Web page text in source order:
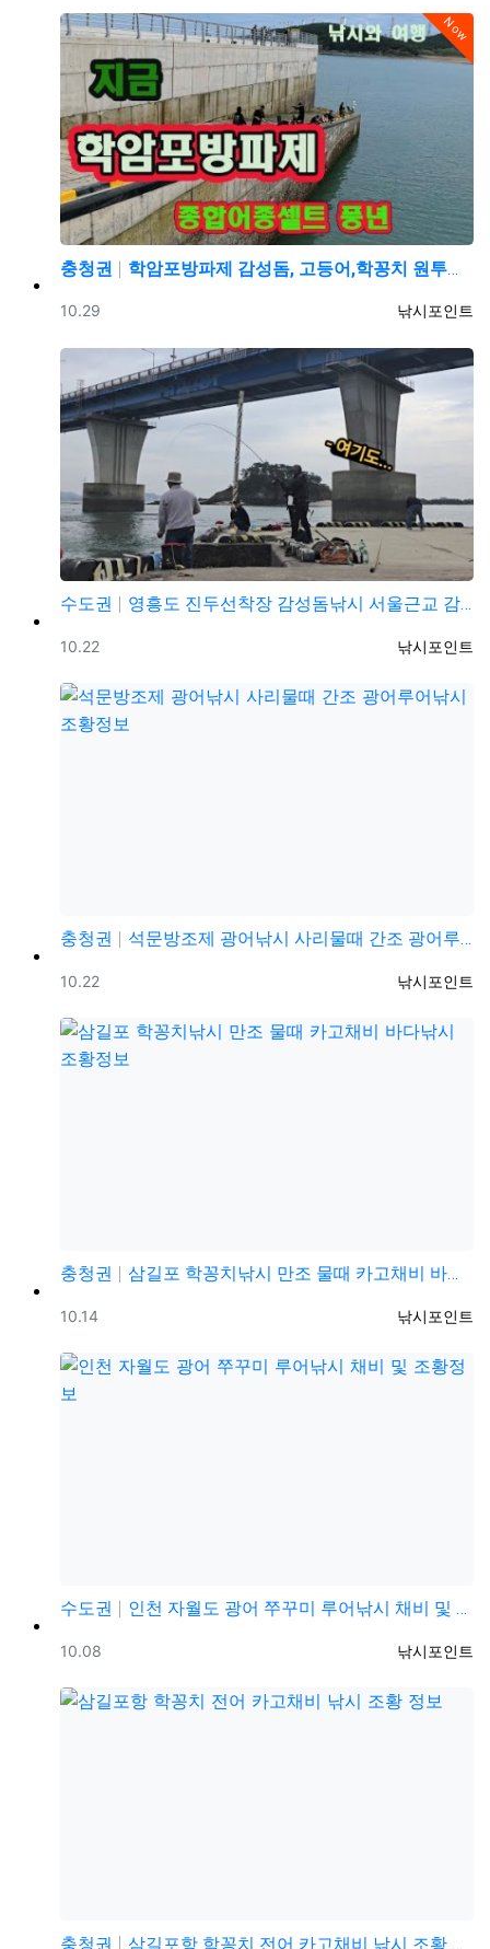
Now
충청권 학암포방파제 감성돔, 고등어,학꽁치 원투낚시 바다낚시 …
등록자
낚시포인트
등록일
10.29
수도권 영흥도 진두선착장 감성돔낚시 서울근교 감성돔낚시 포인트
등록자
낚시포인트
등록일
10.22
충청권 석문방조제 광어낚시 사리물때 간조 광어루어낚시 조황정보
등록자
낚시포인트
등록일
10.22
충청권 삼길포 학꽁치낚시 만조 물때 카고채비 바다낚시 조황정보
등록자
낚시포인트
등록일
10.14
수도권 인천 자월도 광어 쭈꾸미 루어낚시 채비 및 조황정보
등록자
낚시포인트
등록일
10.08
충청권 삼길포항 학꽁치 전어 카고채비 낚시 조황 정보